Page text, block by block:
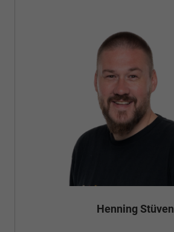
Henning Stüven